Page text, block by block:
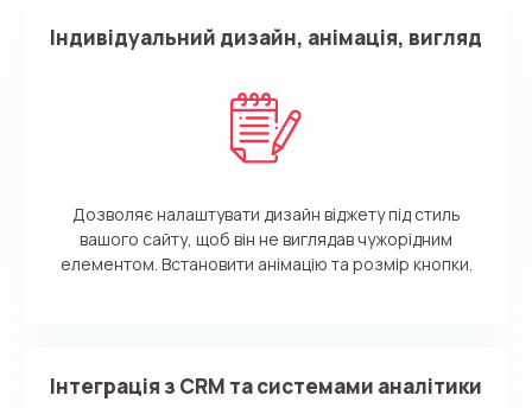
Індивідуальний дизайн, анімація, вигляд
Дозволяє налаштувати дизайн віджету під стиль
вашого сайту, щоб він не виглядав чужорідним
елементом. Встановити анімацію та розмір кнопки.
Інтеграція з CRM та системами аналітики
Ім'я
Компанія
Партнер
Замовити дзвінок
Ваш номер телефону
+1
Alternative:
Замовити інтеграцію
Ваш номер телефону
+1
Alternative:
Замовити Тест Драйв
Ваш номер телефону
+1
Alternative:
з вибором?
Безкоштовна консультація
Номер для контакту